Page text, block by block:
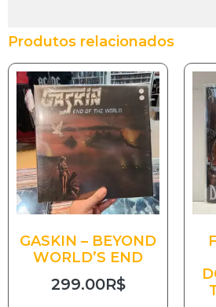
Produtos relacionados
GASKIN – BEYOND
WORLD’S END
299.00R$